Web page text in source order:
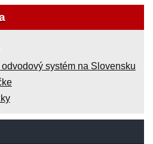
systém na Slovensku